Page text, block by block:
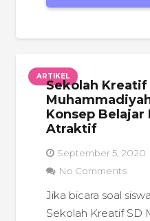
ARTIKEL
Sekolah Kreatif
Konsep
Atraktif
September 5, 2020
No Comments
Jika bicara soal
Sekolah Kreatif SD